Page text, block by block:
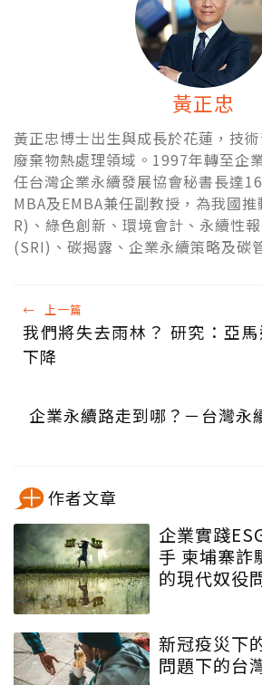
黃正忠
黃正忠博士出生與成長於花蓮，技
廢棄物熱處理領域。1997年轉至企
任台灣企業永續發展協會秘書長達
MBA及EMBA兼任副教授，為我國
R)、綠色創新、環境會計、永續性
(SRI)、碳揭露、企業永續策略及碳
← 上一篇
我們將失去雨林？ 研究：亞
下降
企業永續路走到哪？－台灣永
作者文章
企業實踐
手 柬埔寨詐騙啟示：被忽略
的現代奴役
新冠疫災下
問題下的台